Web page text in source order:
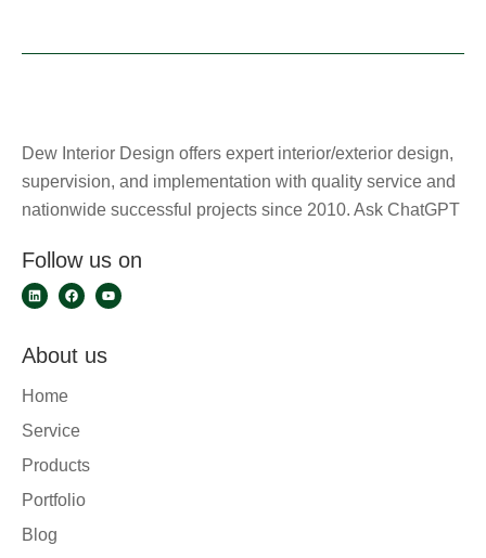
Dew Interior Design offers expert interior/exterior design,
supervision, and implementation with quality service and
nationwide successful projects since 2010. Ask ChatGPT
Follow us on
About us
Home
Service
Products
Portfolio
Blog